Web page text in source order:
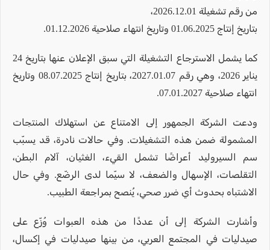
من رقم تشغيلة 2026.12.01،
بتاريخ إنتاج 01.06.2025 وتاريخ انتهاء صلاحية 01.12.2026.
كما يشمل الاسترجاع التشغيلة التي سبق الإعلان عنها بتاريخ 24
يناير 2026، وهي رقم 2027.01.07، بتاريخ إنتاج 08.07.2025 وتاريخ
انتهاء صلاحية 07.01.2027.
ودعت الشركة الجمهور إلى الامتناع عن استهلاك المنتجات
المشمولة ضمن هذه التشغيلات. وفي حالات نادرة، قد يسبّب
سم السيروليد أعراضًا تشمل القيء، الغثيان، آلام البطن،
التقلصات، الإسهال والضعف، لا سيّما لدى الرضّع. وفي حال
الاشتباه بحدوث أي ضرر صحي، يُنصح بمراجعة الطبيب.
وأشارت الشركة إلى أن عددًا من هذه العبوات وُزّع على
صيدليات في المجتمع العربي، من بينها صيدليات في إكسال،